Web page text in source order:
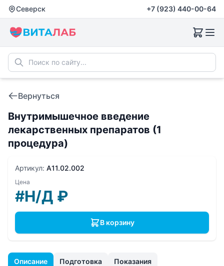
Северск +7 (923) 440-00-64
Вернуться
Внутримышечное введение
лекарственных препаратов (1
процедура)
Описание Подготовка Показания
Артикул: A11.02.002
Цена
#Н/Д ₽
В корзину